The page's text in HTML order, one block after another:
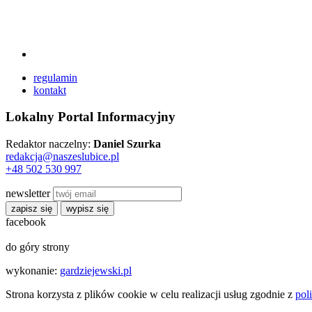
regulamin
kontakt
Lokalny Portal Informacyjny
Redaktor naczelny: Daniel Szurka
redakcja@naszeslubice.pl
+48 502 530 997
newsletter
zapisz się wypisz się
facebook
do góry strony
wykonanie: gardziejewski.pl
Strona korzysta z plików cookie w celu realizacji usług zgodnie z